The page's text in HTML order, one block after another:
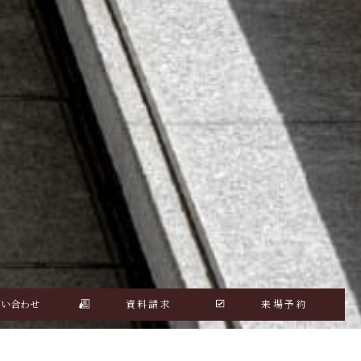
合わせ 資料請求 来場予約